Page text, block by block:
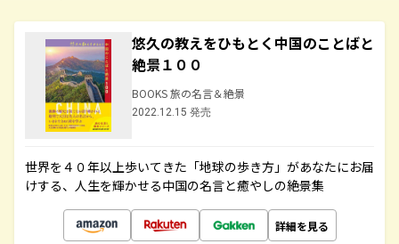
悠久の教えをひもとく中国のことばと
絶景１００
BOOKS 旅の名言＆絶景
2022.12.15 発売
世界を４０年以上歩いてきた「地球の歩き方」があなたにお届
けする、人生を輝かせる中国の名言と癒やしの絶景集
詳細を見る